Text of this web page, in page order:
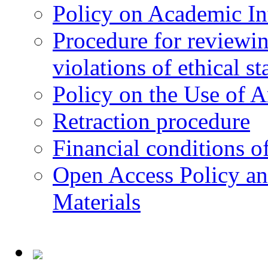
Policy on Academic
Procedure for
violations of ethical
Policy on the Use of
Retraction procedure
Financial conditions
Open Access Policy
Materials